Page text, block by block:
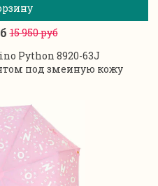
15 950 руб
Python 8920-63J
под змеиную кожу